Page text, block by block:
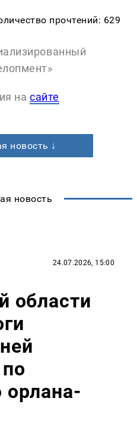
прочтений: 629
на сайте
новость ↓
новость
24.07.2026, 15:00
области
орлана-